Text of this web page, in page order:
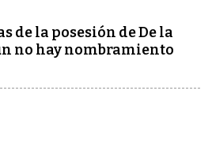
de la posesión de De la
no hay nombramiento